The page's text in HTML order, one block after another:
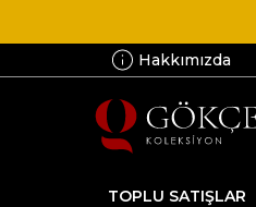
Hakkımızda
TOPLU SATIŞLAR